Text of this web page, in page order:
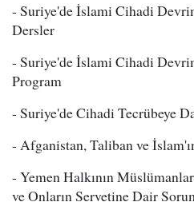
- Suriye'de İslami Cihadi
Dersler
- Suriye'de İslami Cihadi
Program
- Suriye'de Cihadi Tecrübeye
- Afganistan, Taliban ve
- Yemen Halkının
ve Onların Servetine Dair